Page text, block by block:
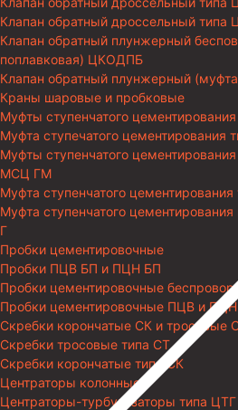
Клапан обратный дроссельный типа
Клапан обратный плунжерный
поплавковая) ЦКОДПБ
Клапан обратный плунжерный
Краны шаровые и пробковые
Муфты ступенчатого цементирования
Муфта ступечатого цементирования
Муфты ступенчатого
МСЦ ГМ
Муфта ступенчатого
Муфта ступенчатого
Г
Пробки цементировочные
Пробки ПЦВ БП и ПЦН БП
Пробки цементировочные
Пробки цементировочные ПЦВ и ПЦН
Скребки корончатые СК и тросовые
Скребки тросовые типа СТ
Скребки корончатые типа СК
Центраторы колонные
Центраторы-турбулизаторы типа ЦТГ